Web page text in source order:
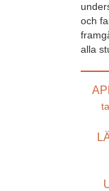
och
alla